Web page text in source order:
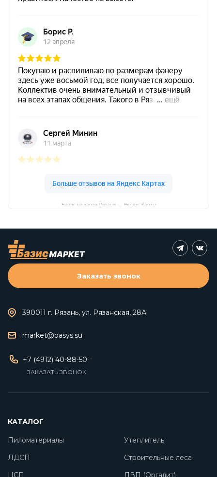
Базис на карте Рязани — Яндекс Карты
390011 г. Рязань, ул. Рязанская, 28А
market@basys.su
+7 (4912) 40-88-50
ЗАКАЗАТЬ ЗВОНОК
Заказать звонок
КАТАЛОГ
Пиломатериалы
Утеплитель
ЛДСП
Строительные леса
ЦСП
ДВП (Оргалит)